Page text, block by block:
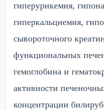
гиперурикемия,
гиперкальциемия,
сывороточного
функциональных
гемоглобина и
активности
концентрации